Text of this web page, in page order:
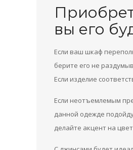
вы его
Если ваш шкаф
берите его не
Если изделие
Если неотъемлемым
данной одежде
делайте акцент на